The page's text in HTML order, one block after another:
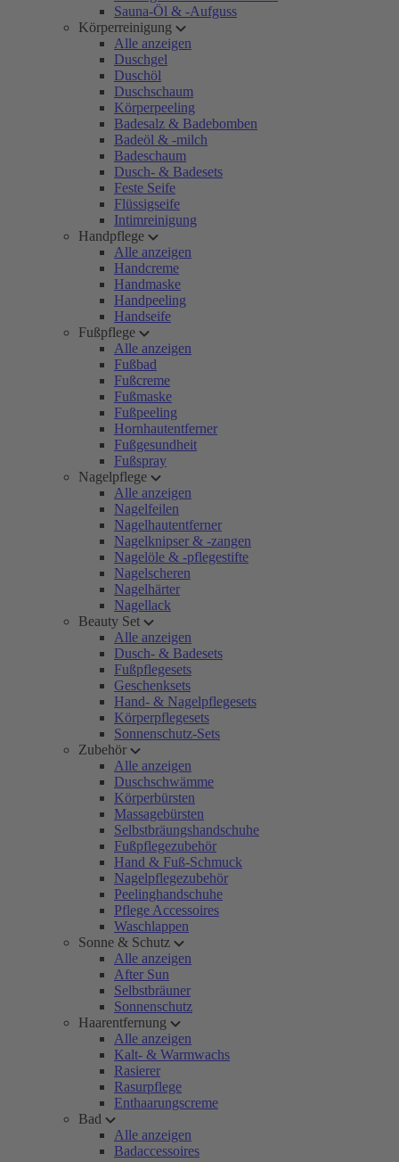
Sauna-Öl & -Aufguss
Körperreinigung
Alle anzeigen
Duschgel
Duschöl
Duschschaum
Körperpeeling
Badesalz & Badebomben
Badeöl & -milch
Badeschaum
Dusch- & Badesets
Feste Seife
Flüssigseife
Intimreinigung
Handpflege
Alle anzeigen
Handcreme
Handmaske
Handpeeling
Handseife
Fußpflege
Alle anzeigen
Fußbad
Fußcreme
Fußmaske
Fußpeeling
Hornhautentferner
Fußgesundheit
Fußspray
Nagelpflege
Alle anzeigen
Nagelfeilen
Nagelhautentferner
Nagelknipser & -zangen
Nagelöle & -pflegestifte
Nagelscheren
Nagelhärter
Nagellack
Beauty Set
Alle anzeigen
Dusch- & Badesets
Fußpflegesets
Geschenksets
Hand- & Nagelpflegesets
Körperpflegesets
Sonnenschutz-Sets
Zubehör
Alle anzeigen
Duschschwämme
Körperbürsten
Massagebürsten
Selbstbräungshandschuhe
Fußpflegezubehör
Hand & Fuß-Schmuck
Nagelpflegezubehör
Peelinghandschuhe
Pflege Accessoires
Waschlappen
Sonne & Schutz
Alle anzeigen
After Sun
Selbstbräuner
Sonnenschutz
Haarentfernung
Alle anzeigen
Kalt- & Warmwachs
Rasierer
Rasurpflege
Enthaarungscreme
Bad
Alle anzeigen
Badaccessoires